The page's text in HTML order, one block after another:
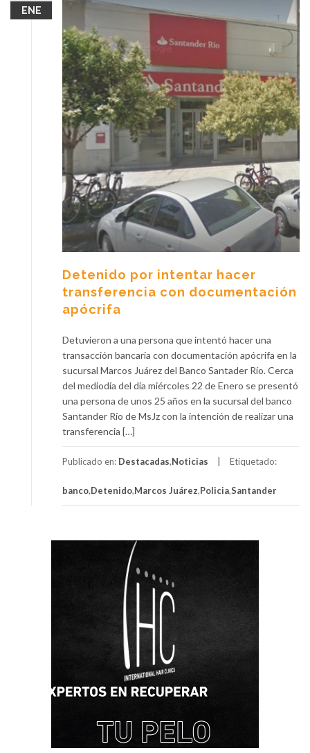
ENE
Detenido por intentar hacer
transferencia con documentación
apócrifa
Detuvieron a una persona que intentó hacer una
transacción bancaria con documentación apócrifa en la
sucursal Marcos Juárez del Banco Santader Río. Cerca
del mediodía del día miércoles 22 de Enero se presentó
una persona de unos 25 años en la sucursal del banco
Santander Río de MsJz con la intención de realizar una
transferencia […]
Publicado en: Destacadas,Noticias Etiquetado:
banco,Detenido,Marcos Juárez,Policia,Santander